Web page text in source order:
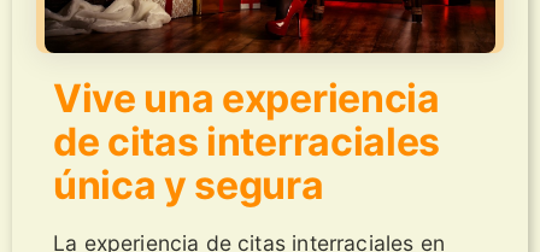
Vive una experiencia
de citas interraciales
única y segura
La experiencia de citas interraciales en